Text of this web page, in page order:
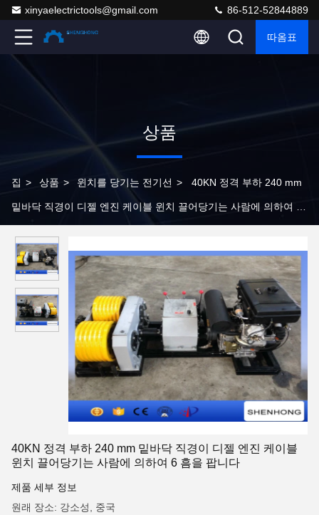
xinyaelectrictools@gmail.com 86-512-52844889
따옴표
상품
집 > 상품 > 윈치를 당기는 전기선 > 40KN 정격 부하 240 mm
밑바닥 직경이 디젤 엔진 케이블 윈치 끌어당기는 사람에 의하여 6
40KN 정격 부하 240 mm 밑바닥 직경이 디젤 엔진 케이블
윈치 끌어당기는 사람에 의하여 6 흠을 팝니다
제품 세부 정보
원래 장소: 강소성, 중국